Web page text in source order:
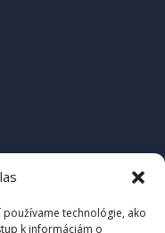
technológie, ako
k informáciám o